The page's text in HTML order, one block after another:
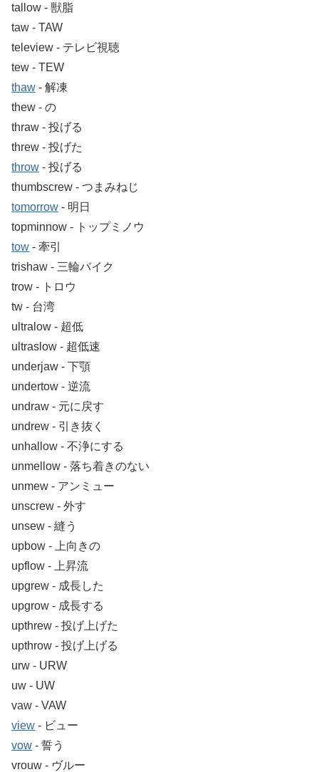
tallow ‐ 獣脂
taw ‐ TAW
teleview ‐ テレビ視聴
tew ‐ TEW
thaw ‐ 解凍
thew ‐ の
thraw ‐ 投げる
threw ‐ 投げた
throw ‐ 投げる
thumbscrew ‐ つまみねじ
tomorrow ‐ 明日
topminnow ‐ トップミノウ
tow ‐ 牽引
trishaw ‐ 三輪バイク
trow ‐ トロウ
tw ‐ 台湾
ultralow ‐ 超低
ultraslow ‐ 超低速
underjaw ‐ 下顎
undertow ‐ 逆流
undraw ‐ 元に戻す
undrew ‐ 引き抜く
unhallow ‐ 不浄にする
unmellow ‐ 落ち着きのない
unmew ‐ アンミュー
unscrew ‐ 外す
unsew ‐ 縫う
upbow ‐ 上向きの
upflow ‐ 上昇流
upgrew ‐ 成長した
upgrow ‐ 成長する
upthrew ‐ 投げ上げた
upthrow ‐ 投げ上げる
urw ‐ URW
uw ‐ UW
vaw ‐ VAW
view ‐ ビュー
vow ‐ 誓う
vrouw ‐ ヴルー